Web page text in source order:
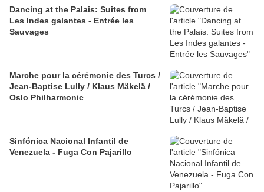
Dancing at the Palais: Suites from
Les Indes galantes - Entrée les
Sauvages
Marche pour la cérémonie des Turcs /
Jean-Baptise Lully / Klaus Mäkelä /
Oslo Philharmonic
Sinfónica Nacional Infantil de
Venezuela - Fuga Con Pajarillo